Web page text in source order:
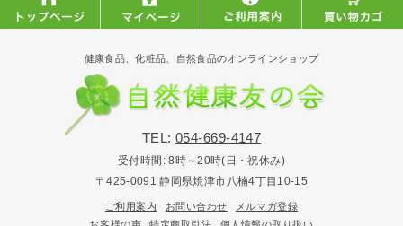
健康食品、化粧品、自然食品のオンラインショップ
TEL: 054-669-4147
受付時間:8時～20時(日・祝休み)
〒425-0091 静岡県焼津市八楠4丁目10-15
ご利用案内 お問い合わせ
メルマガ登録